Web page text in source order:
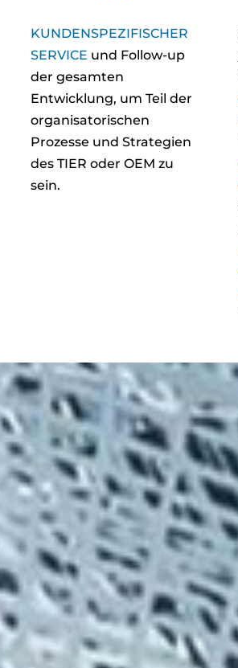
KUNDENSPEZIFISCHER
SERVICE und Follow-up
der gesamten
Entwicklung, um Teil der
organisatorischen
Prozesse und Strategien
des TIER oder OEM zu
sein.